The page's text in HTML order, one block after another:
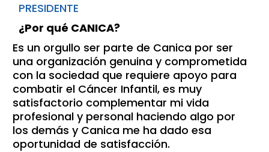
PRESIDENTE
¿Por qué CANICA?
Es un orgullo ser parte de Canica por ser
una organización genuina y comprometida
con la sociedad que requiere apoyo para
combatir el Cáncer Infantil, es muy
satisfactorio complementar mi vida
profesional y personal haciendo algo por
los demás y Canica me ha dado esa
oportunidad de satisfacción.